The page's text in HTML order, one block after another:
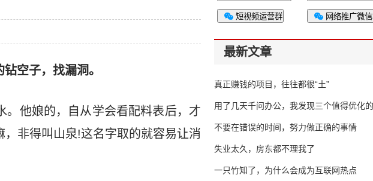
空子，找漏洞。
。他娘的，自从学会看配料表后，才
非得叫山泉!这名字取的就容易让消
短视频运营群 网络推广微
最新文章
真正赚钱的项目，往往都很“土”
用了几天千问办公，我发现三个值得优化
不要在错误的时间，努力做正确的事情
失业太久，房东都不理我了
一只竹知了，为什么会成为互联网热点